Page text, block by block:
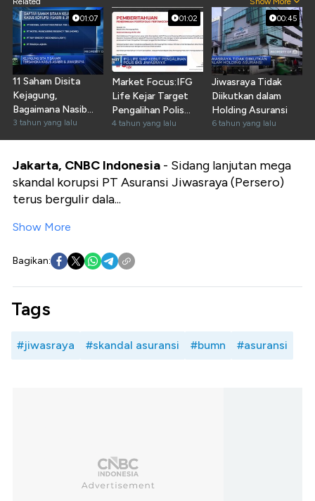
01:07
11 Saham Disita
Kejagung,
Bagaimana Nasib
Investor Ritel?
3 tahun yang lalu
01:02
Market Focus:IFG
Life Kejar Target
Pengalihan Polis
Jiwasraya
4 tahun yang lalu
00:45
Jiwasraya Tidak
Diikutkan dalam
Holding Asuransi
6 tahun yang lalu
Jakarta, CNBC Indonesia - Sidang lanjutan mega
skandal korupsi PT Asuransi Jiwasraya (Persero)
terus bergulir dala...
Show More
Bagikan:
Tags
#jiwasraya #skandal asuransi #bumn #asuransi